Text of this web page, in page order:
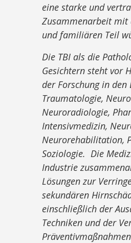
eine starke und
Zusammenarbeit mit
und familiären Teil
Die TBI als die
Gesichtern steht vor
der Forschung in den
Traumatologie,
Neuroradiologie,
Intensivmedizin,
Neurorehabilitation,
Soziologie. Die
Industrie
Lösungen zur
sekundären
einschließlich der
Techniken und der